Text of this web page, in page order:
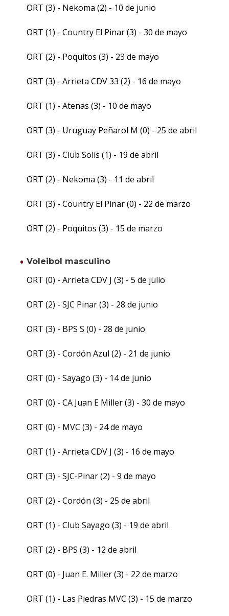
ORT (3) - Nekoma (2) - 10 de junio
ORT (1) - Country El Pinar (3) - 30 de mayo
ORT (2) - Poquitos (3) - 23 de mayo
ORT (3) - Arrieta CDV 33 (2) - 16 de mayo
ORT (1) - Atenas (3) - 10 de mayo
ORT (3) - Uruguay Peñarol M (0) - 25 de abril
ORT (3) - Club Solís (1) - 19 de abril
ORT (2) - Nekoma (3) - 11 de abril
ORT (3) - Country El Pinar (0) - 22 de marzo
ORT (2) - Poquitos (3) - 15 de marzo
Voleibol masculino
ORT (0) - Arrieta CDV J (3) - 5 de julio
ORT (2) - SJC Pinar (3) - 28 de junio
ORT (3) - BPS S (0) - 28 de junio
ORT (3) - Cordón Azul (2) - 21 de junio
ORT (0) - Sayago (3) - 14 de junio
ORT (0) - CA Juan E Miller (3) - 30 de mayo
ORT (0) - MVC (3) - 24 de mayo
ORT (1) - Arrieta CDV J (3) - 16 de mayo
ORT (3) - SJC-Pinar (2) - 9 de mayo
ORT (2) - Cordón (3) - 25 de abril
ORT (1) - Club Sayago (3) - 19 de abril
ORT (2) - BPS (3) - 12 de abril
ORT (0) - Juan E. Miller (3) - 22 de marzo
ORT (1) - Las Piedras MVC (3) - 15 de marzo